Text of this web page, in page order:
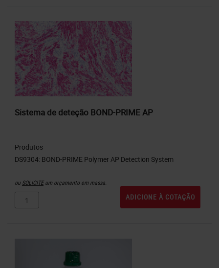
Sistema de deteção BOND-PRIME AP
Produtos
ou SOLICITEum orçamento em massa.
ADICIONE À COTAÇÃO